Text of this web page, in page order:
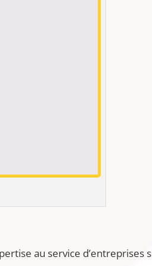
au service d’entreprises